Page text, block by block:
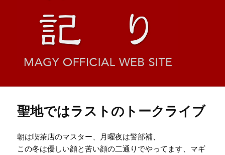
聖地ではラストのトークライブ
朝は喫茶店のマスター、月曜夜は警部補、
この冬は優しい顔と苦い顔の二通りでやってます、マギ